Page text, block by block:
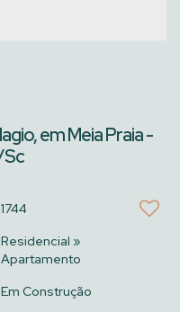
em Meia Praia -
1744
Residencial »
Apartamento
Em Construção